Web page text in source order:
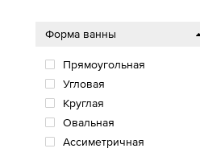
Форма ванны
Прямоугольная
Угловая
Круглая
Овальная
Ассиметричная